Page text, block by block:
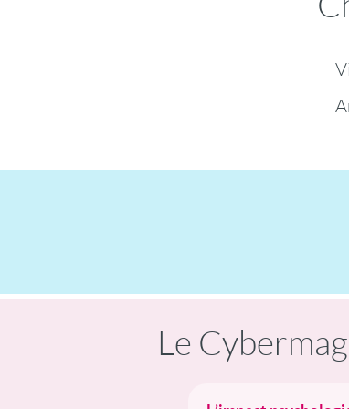
Le Cybermag